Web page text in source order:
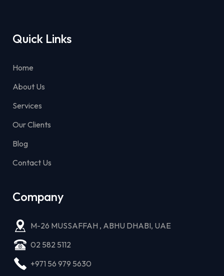
Quick Links
Home
About Us
Services
Our Clients
Blog
Contact Us
Company
M-26 MUSSAFFAH , ABHU DHABI, UAE
02 582 5112
+971 56 979 5630